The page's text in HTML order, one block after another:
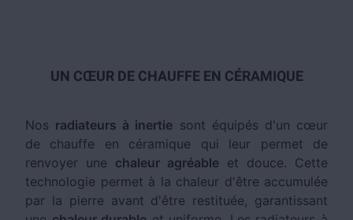
UN CŒUR DE CHAUFFE EN CÉRAMIQUE
Nos radiateurs à inertie sont équipés d'un cœur
de chauffe en céramique qui leur permet de
renvoyer une chaleur agréable et douce. Cette
technologie permet à la chaleur d'être accumulée
par la pierre avant d'être restituée, garantissant